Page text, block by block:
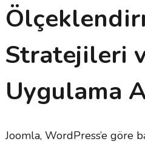
Stratejileri
Uygulama
Joomla, WordPress’e göre